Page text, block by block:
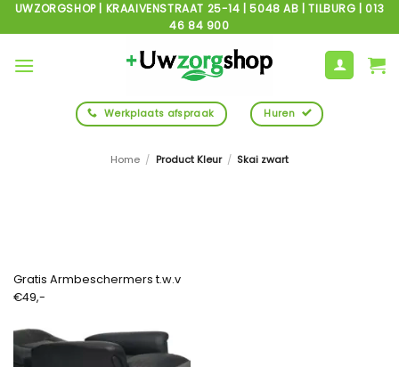
Ga
naar
inhoud
UWZORGSHOP | KRAAIVENSTRAAT 25-14 | 5048 AB | TILBURG | 013
46 84 900
Werkplaats afspraak Huren
Home / Product Kleur / Skai zwart
Gratis Armbeschermers t.w.v
€49,-